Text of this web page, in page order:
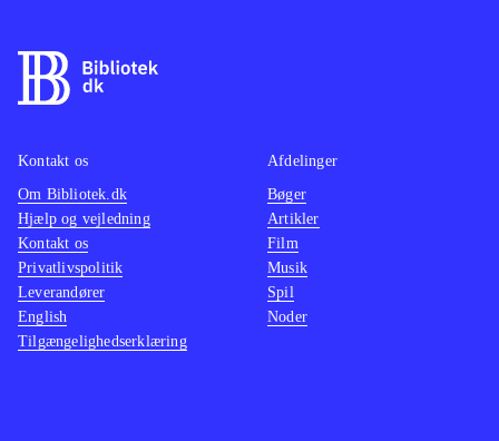
Kontakt os
Om Bibliotek.dk
Hjælp og vejledning
Kontakt os
Privatlivspolitik
Leverandører
English
Tilgængelighedserklæring
Afdelinger
Bøger
Artikler
Film
Musik
Spil
Noder